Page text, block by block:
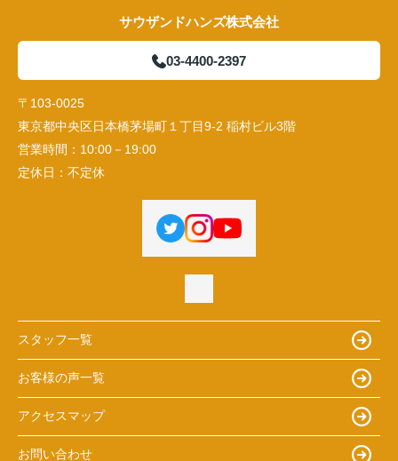
サウザンドハンズ株式会社
03-4400-2397
〒103-0025
東京都中央区日本橋茅場町１丁目9-2 稲村ビル3階
営業時間： 10:00－19:00
定休日： 不定休
スタッフ一覧
お客様の声一覧
アクセスマップ
お問い合わせ